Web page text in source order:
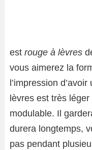
est rouge à lèvres
vous aimerez la
l’impression
lèvres est très
modulable. Il
durera longtemps,
pas pendant